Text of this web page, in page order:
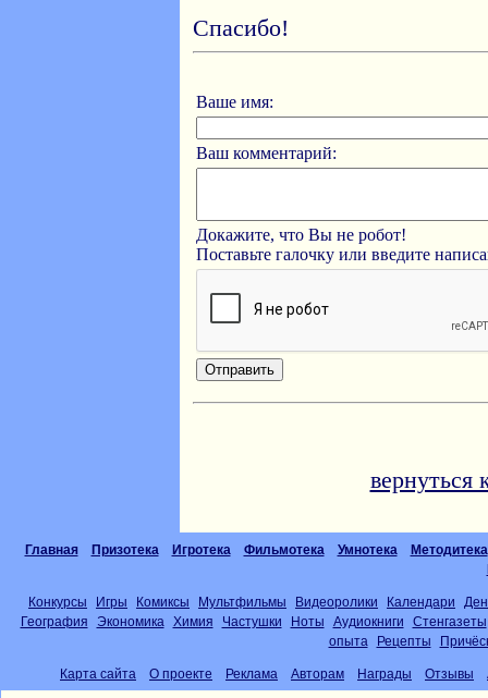
Спасибо!
Ваше имя:
Ваш комментарий:
Докажите, что Вы не робот!
Поставьте галочку или введите
вернуться
Главная Призотека Игротека Фильмотека Умнотека
Методитека
Конкурсы Игры Комиксы Мультфильмы Видеоролики Календари
География
Экономика Химия Частушки Ноты Аудиокниги
Стенгазеты
опыта
Рецепты
Карта сайта О проекте Реклама Авторам Награды Отзывы